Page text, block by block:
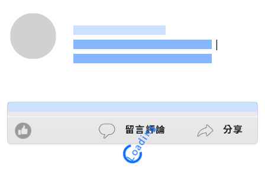
|
留言評論 分享
Loading